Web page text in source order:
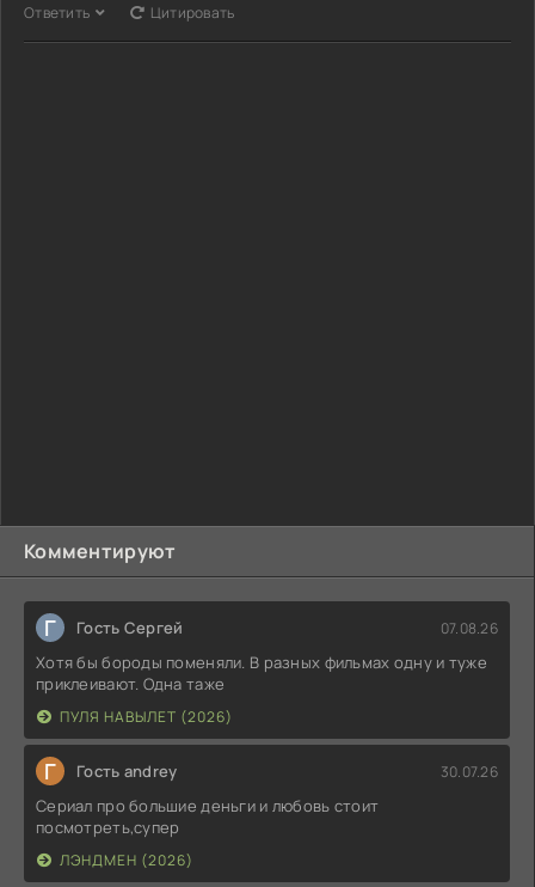
Комментируют
Г Гость Сергей 07.08.26
Хотя бы бороды поменяли. В разных фильмах одну и туже
приклеивают. Одна таже
ПУЛЯ НАВЫЛЕТ (2026)
Г Гость andrey 30.07.26
Сериал про большие деньги и любовь стоит
посмотреть,супер
ЛЭНДМЕН (2026)
Ответить Цитировать